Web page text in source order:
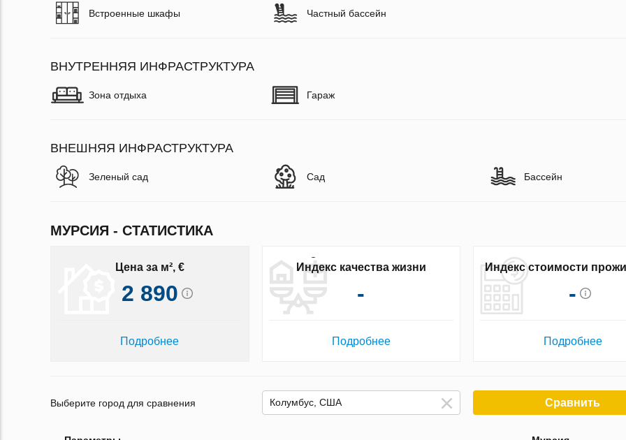
Встроенные шкафы Частный бассейн
ВНУТРЕННЯЯ ИНФРАСТРУКТУРА
Зона отдыха Гараж
ВНЕШНЯЯ ИНФРАСТРУКТУРА
Зеленый сад Сад Бассейн
МУРСИЯ - СТАТИСТИКА
Цена за м², €
2 890
Подробнее
Индекс качества жизни
-
Подробнее
Индекс стоимости
-
Подробнее
Выберите город для сравнения Сравнить